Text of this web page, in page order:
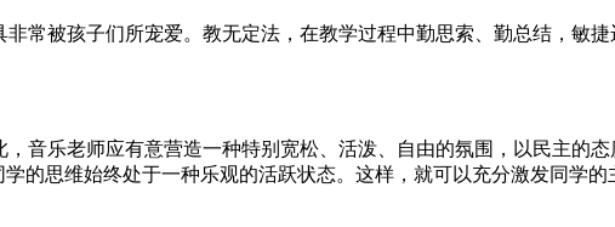
常被孩子们所宠爱。教无定法，在教学过程中勤思索、勤总结，敏
音乐老师应有意营造一种特别宽松、活泼、自由的氛围，以民主的
的思维始终处于一种乐观的活跃状态。这样，就可以充分激发同学的